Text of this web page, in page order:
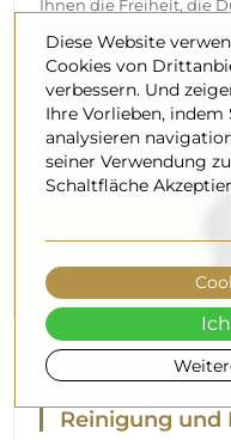
Reinigungsmittel
einen neutralen pH-
scharfe
starken Säuren – so
Spiegelbild über viele
Möchten Sie mehr
Entdecken Sie weitere
Lieferung nach
Diese Website
Cookies von
verbessern. Und
Ihre Vorlieben, indem
analysieren
seiner Verwendung
Schaltfläche